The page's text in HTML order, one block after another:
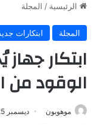
الرئيسية / المجلة
المجلة ابتكارات
ابتكار
الوقود من
موهوبون ديسمبر 25, 2018